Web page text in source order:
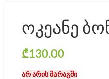
ოკეანე
₾130.00
არ არის მარაგში